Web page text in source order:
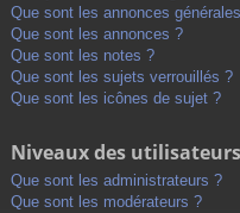
Que sont les annonces
Que sont les annonces ?
Que sont les notes ?
Que sont les sujets verrouillés ?
Que sont les icônes de sujet ?
Niveaux des
Que sont les administrateurs ?
Que sont les modérateurs ?